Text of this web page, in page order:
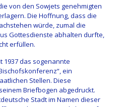
von den Sowjets genehmigten
Die Hoffnung, dass die
würde, zumal die
Gottesdienste abhalten durfte,
erfüllen.
1937 das sogenannte
ein
Stellen. Diese
Briefbogen abgedruckt.
Stadt im Namen dieser